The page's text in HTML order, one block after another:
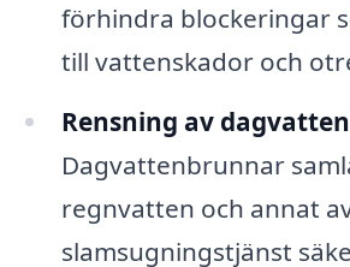
förhindra blockeringar
till vattenskador och
Rensning av
Dagvattenbrunnar
regnvatten och annat
slamsugningstjänst